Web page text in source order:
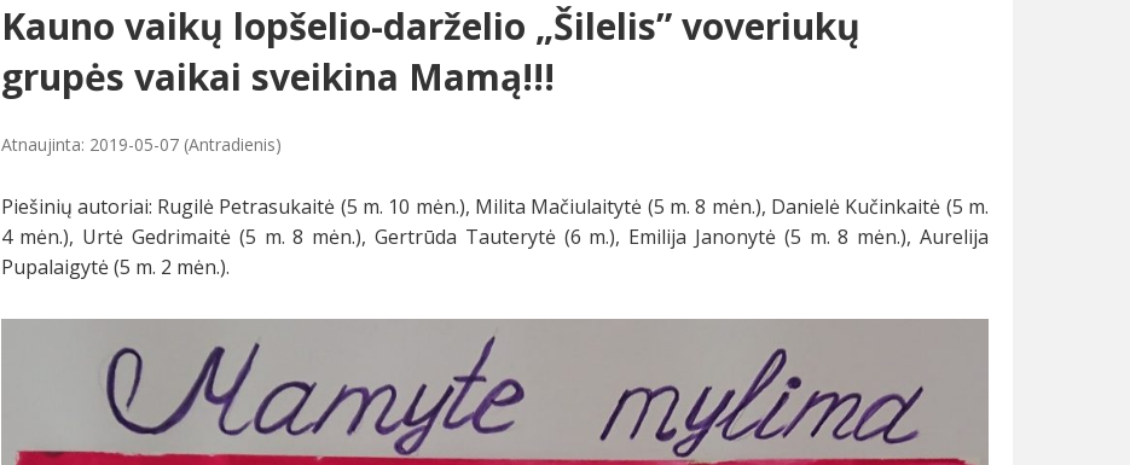
Kauno vaikų lopšelio-darželio „Šilelis” voveriukų
grupės vaikai sveikina Mamą!!!
Atnaujinta: 2019-05-07 (Antradienis)
Piešinių autoriai: Rugilė Petrasukaitė (5 m. 10 mėn.), Milita Mačiulaitytė (5 m. 8 mėn.), Danielė Kučinkaitė (5 m.
4 mėn.), Urtė Gedrimaitė (5 m. 8 mėn.), Gertrūda Tauterytė (6 m.), Emilija Janonytė (5 m. 8 mėn.), Aurelija
Pupalaigytė (5 m. 2 mėn.).